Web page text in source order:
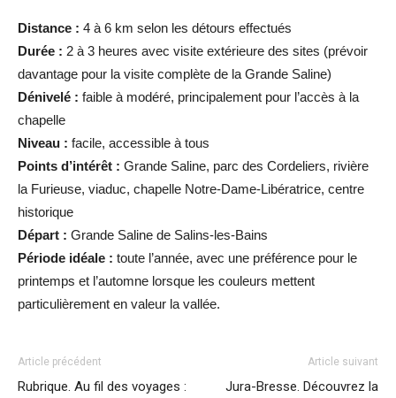
Distance : 4 à 6 km selon les détours effectués
Durée : 2 à 3 heures avec visite extérieure des sites (prévoir
davantage pour la visite complète de la Grande Saline)
Dénivelé : faible à modéré, principalement pour l’accès à la
chapelle
Niveau : facile, accessible à tous
Points d’intérêt : Grande Saline, parc des Cordeliers, rivière
la Furieuse, viaduc, chapelle Notre-Dame-Libératrice, centre
historique
Départ : Grande Saline de Salins-les-Bains
Période idéale : toute l’année, avec une préférence pour le
printemps et l’automne lorsque les couleurs mettent
particulièrement en valeur la vallée.
Article précédent
Rubrique. Au fil des voyages :
Article suivant
Jura-Bresse. Découvrez la